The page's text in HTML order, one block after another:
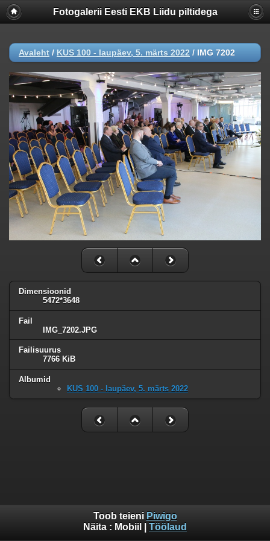
Fotogalerii Eesti EKB Liidu piltidega
Avaleht / KUS 100 - laupäev, 5. märts 2022 / IMG 7202
Dimensioonid
5472*3648
Fail
IMG_7202.JPG
Failisuurus
7766 KiB
Albumid
KUS 100 - laupäev, 5. märts 2022
Toob teieni Piwigo
Näita : Mobiil Töölaud